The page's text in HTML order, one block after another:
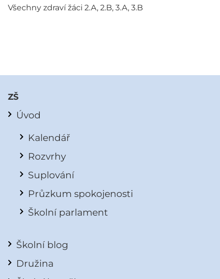
Všechny zdraví žáci 2.A, 2.B, 3.A, 3.B
ZŠ
Úvod
Kalendář
Rozvrhy
Suplování
Průzkum spokojenosti
Školní parlament
Školní blog
Družina